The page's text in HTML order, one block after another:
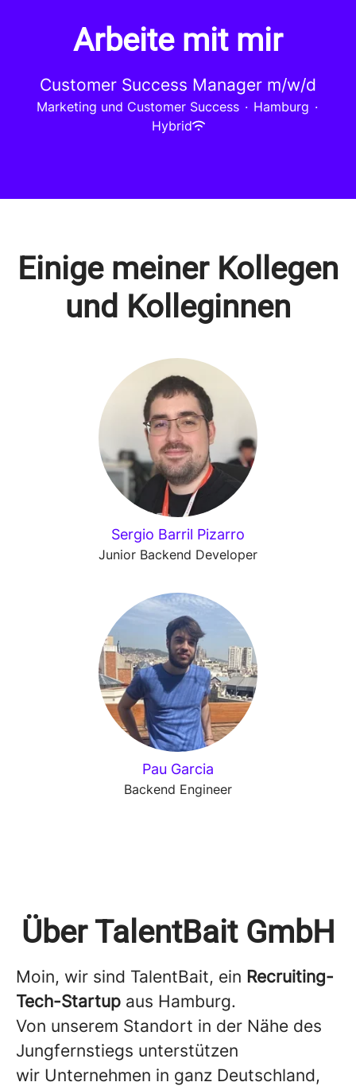
Arbeite mit mir
Customer Success Manager m/w/d
Marketing und Customer Success · Hamburg ·
Hybrid
Einige meiner Kollegen
und Kolleginnen
Sergio Barril Pizarro
Junior Backend Developer
Pau Garcia
Backend Engineer
Über TalentBait GmbH
Moin, wir sind TalentBait, ein Recruiting-
Tech-Startup aus Hamburg.
Von unserem Standort in der Nähe des
Jungfernstiegs unterstützen
wir Unternehmen in ganz Deutschland,